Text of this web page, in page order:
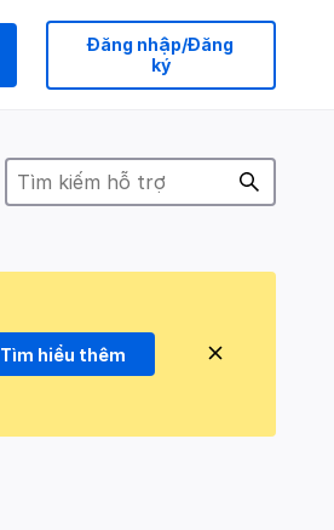
Đăng nhập/Đăng
ký
Tìm hiểu thêm